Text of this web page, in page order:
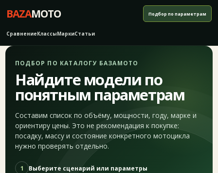
BAZAMOTO
СравнениеКлассыМаркиСтатьи
Подбор по параметрам
ПОДБОР ПО КАТАЛОГУ БАЗАМОТО
Найдите модели по
понятным параметрам
Составим список по объёму, мощности, году, марке и
ориентиру цены. Это не рекомендация к покупке:
посадку, массу и состояние конкретного мотоцикла
нужно проверять отдельно.
1 Выберите сценарий или параметры